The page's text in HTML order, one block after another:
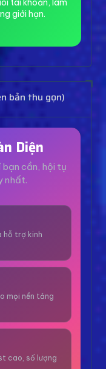
tài khoản, làm
giới hạn.
bản thu gọn)
Diện
cần, hội tụ
nhất.
hỗ trợ kinh
mọi nền tảng
cao, số lượng